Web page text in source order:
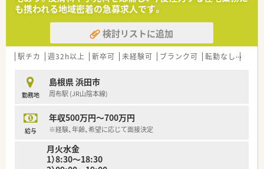
〈法人概要〉
■首都圏を中心に26店舗展開のグルーブ会社です。
■有給取得率は70％以上と高めになります。オンオフ分けて働
くことの出来る環境です。
■アットホームな社風で定着率も高く、長期就業が叶う環境です
■地域に根付いた『かかりつけ薬局』を目指しております。
■調剤事務のサポートが手厚く、薬剤師さんは薬剤師業務に専念
できます。
〈こんな方にもおススメ〉
■定着率の高い薬局で安心してご就業されたい方
も携われる地域密着の急募求人です。
検討リストに追加
駅チカ 週32h以上 新卒可 未経験可 ブランク可 転勤なし
勤務地
島根県 浜田市
周布駅 (JR山陰本線)
給与
年収500万円～700万円
※経験、年齢、希望に応じて面接決定
月火水金
1）8:30～18:30